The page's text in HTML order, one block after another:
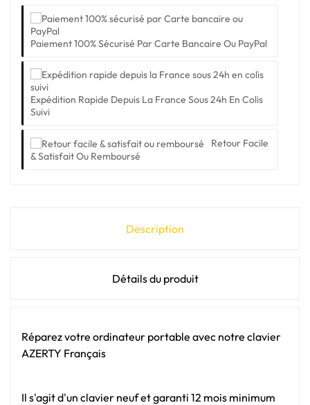
Paiement 100% Sécurisé Par Carte Bancaire Ou PayPal
Expédition Rapide Depuis La France Sous 24h En Colis
Suivi
Retour Facile
& Satisfait Ou Remboursé
Description
Détails du produit
Réparez votre ordinateur portable avec notre clavier
AZERTY Français
Il s'agit d'un clavier neuf et garanti 12 mois minimum